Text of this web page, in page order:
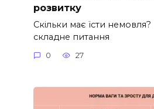
розвитку
Скільки має їсти
складне питання
0 27